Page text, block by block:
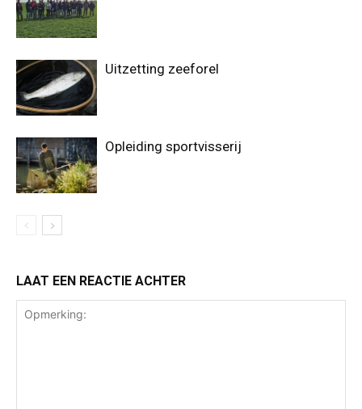
Uitzetting zeeforel
Opleiding sportvisserij
LAAT EEN REACTIE ACHTER